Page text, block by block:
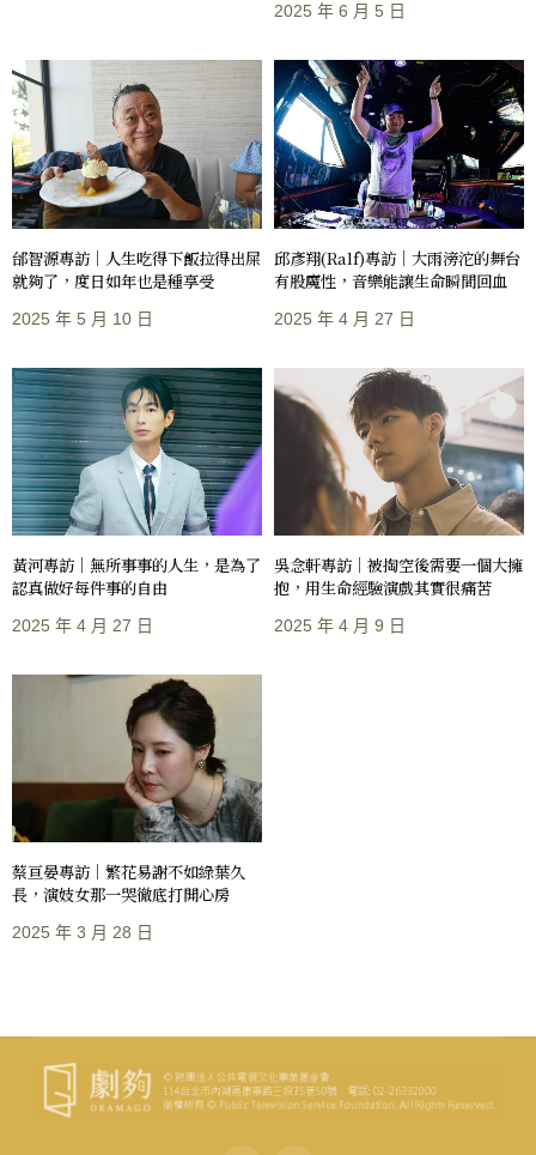
2025 年 6 月 5 日
邰智源專訪｜人生吃得下飯拉得出屎
就夠了，度日如年也是種享受
2025 年 5 月 10 日
邱彥翔(Ralf)專訪｜大雨滂沱的舞台
有股魔性，音樂能讓生命瞬間回血
2025 年 4 月 27 日
黃河專訪｜無所事事的人生，是為了
認真做好每件事的自由
2025 年 4 月 27 日
吳念軒專訪｜被掏空後需要一個大擁
抱，用生命經驗演戲其實很痛苦
2025 年 4 月 9 日
蔡亘晏專訪｜繁花易謝不如綠葉久
長，演妓女那一哭徹底打開心房
2025 年 3 月 28 日